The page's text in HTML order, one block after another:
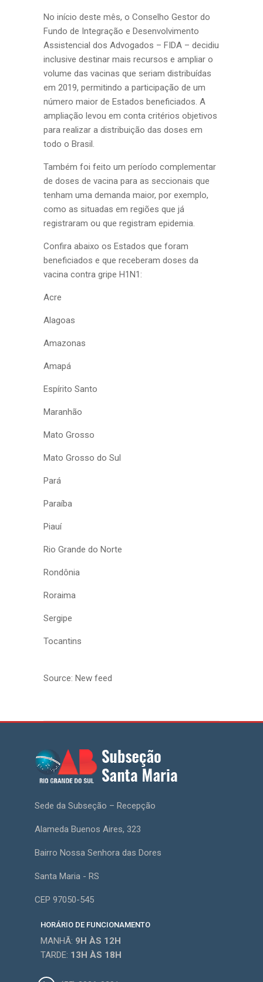
No início deste mês, o Conselho Gestor do
Fundo de Integração e Desenvolvimento
Assistencial dos Advogados – FIDA – decidiu
inclusive destinar mais recursos e ampliar o
volume das vacinas que seriam distribuídas
em 2019, permitindo a participação de um
número maior de Estados beneficiados. A
ampliação levou em conta critérios objetivos
para realizar a distribuição das doses em
todo o Brasil.
Também foi feito um período complementar
de doses de vacina para as seccionais que
tenham uma demanda maior, por exemplo,
como as situadas em regiões que já
registraram ou que registram epidemia.
Confira abaixo os Estados que foram
beneficiados e que receberam doses da
vacina contra gripe H1N1:
Acre
Alagoas
Amazonas
Amapá
Espírito Santo
Maranhão
Mato Grosso
Mato Grosso do Sul
Pará
Paraíba
Piauí
Rio Grande do Norte
Rondônia
Roraima
Sergipe
Tocantins
Source: New feed
Sede da Subseção – Recepção
Alameda Buenos Aires, 323
Bairro Nossa Senhora das Dores
Santa Maria - RS
CEP 97050-545
HORÁRIO DE FUNCIONAMENTO
MANHÃ: 9H ÀS 12H
TARDE: 13H ÀS 18H